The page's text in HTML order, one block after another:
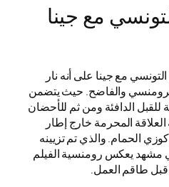
مع جينا
مع جينا على أنه نار
والفاضح. حيث يتضمن
للقبل الدافئة ومن ثم للأحضان
المحرمة خارج إطار
الحمام. والذي تم تزيينه
مشهد يعكس رومنسية الفيلم
قبل طاقم العمل.